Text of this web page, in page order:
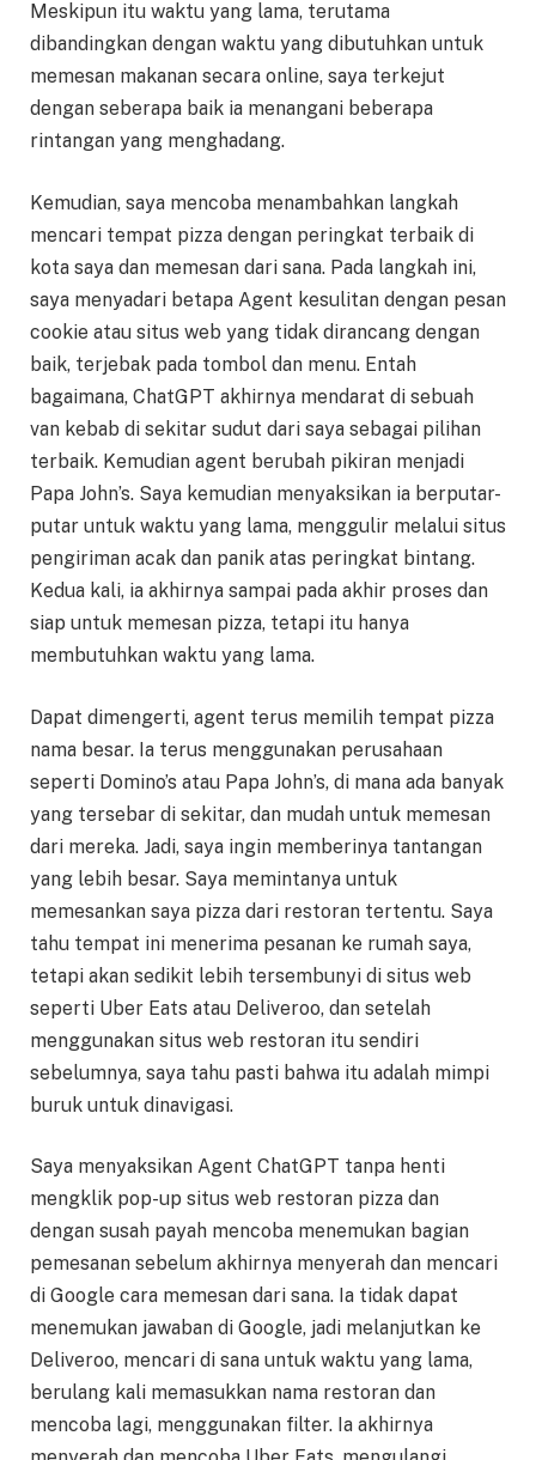
Meskipun itu waktu yang lama, terutama
dibandingkan dengan waktu yang dibutuhkan untuk
memesan makanan secara online, saya terkejut
dengan seberapa baik ia menangani beberapa
rintangan yang menghadang.
Kemudian, saya mencoba menambahkan langkah
mencari tempat pizza dengan peringkat terbaik di
kota saya dan memesan dari sana. Pada langkah ini,
saya menyadari betapa Agent kesulitan dengan pesan
cookie atau situs web yang tidak dirancang dengan
baik, terjebak pada tombol dan menu. Entah
bagaimana, ChatGPT akhirnya mendarat di sebuah
van kebab di sekitar sudut dari saya sebagai pilihan
terbaik. Kemudian agent berubah pikiran menjadi
Papa John’s. Saya kemudian menyaksikan ia berputar-
putar untuk waktu yang lama, menggulir melalui situs
pengiriman acak dan panik atas peringkat bintang.
Kedua kali, ia akhirnya sampai pada akhir proses dan
siap untuk memesan pizza, tetapi itu hanya
membutuhkan waktu yang lama.
Dapat dimengerti, agent terus memilih tempat pizza
nama besar. Ia terus menggunakan perusahaan
seperti Domino’s atau Papa John’s, di mana ada banyak
yang tersebar di sekitar, dan mudah untuk memesan
dari mereka. Jadi, saya ingin memberinya tantangan
yang lebih besar. Saya memintanya untuk
memesankan saya pizza dari restoran tertentu. Saya
tahu tempat ini menerima pesanan ke rumah saya,
tetapi akan sedikit lebih tersembunyi di situs web
seperti Uber Eats atau Deliveroo, dan setelah
menggunakan situs web restoran itu sendiri
sebelumnya, saya tahu pasti bahwa itu adalah mimpi
buruk untuk dinavigasi.
Saya menyaksikan Agent ChatGPT tanpa henti
mengklik pop-up situs web restoran pizza dan
dengan susah payah mencoba menemukan bagian
pemesanan sebelum akhirnya menyerah dan mencari
di Google cara memesan dari sana. Ia tidak dapat
menemukan jawaban di Google, jadi melanjutkan ke
Deliveroo, mencari di sana untuk waktu yang lama,
berulang kali memasukkan nama restoran dan
mencoba lagi, menggunakan filter. Ia akhirnya